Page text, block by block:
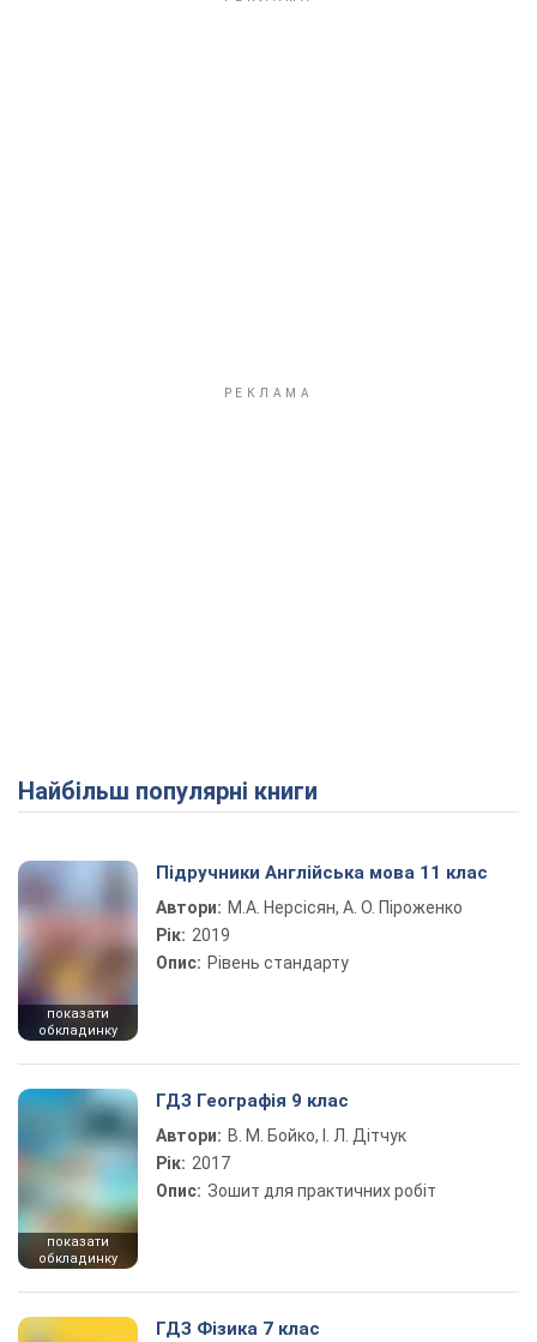
Найбільш популярні книги
показати
обкладинку
Підручники Англійська мова 11 клас
Автори: М.А. Нерсісян, А. О. Піроженко
Рік: 2019
Опис: Рівень стандарту
показати
обкладинку
ГДЗ Географія 9 клас
Автори: В. М. Бойко, І. Л. Дітчук
Рік: 2017
Опис: Зошит для практичних робіт
ГДЗ Фізика 7 клас